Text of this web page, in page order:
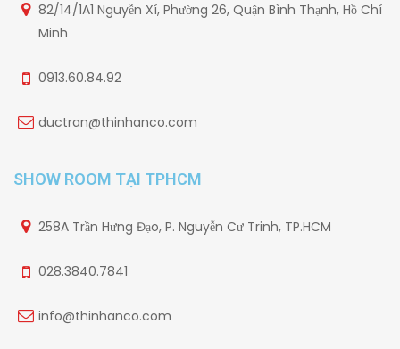
82/14/1A1 Nguyễn Xí, Phường 26, Quận Bình Thạnh, Hồ Chí
Minh
0913.60.84.92
ductran@thinhanco.com
SHOW ROOM TẠI TPHCM
258A Trần Hưng Đạo, P. Nguyễn Cư Trinh, TP.HCM
028.3840.7841
info@thinhanco.com